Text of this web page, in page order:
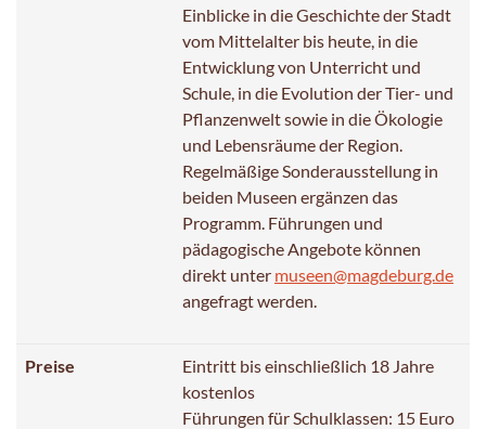
Einblicke in die Geschichte der Stadt
vom Mittelalter bis heute, in die
Entwicklung von Unterricht und
Schule, in die Evolution der Tier- und
Pflanzenwelt sowie in die Ökologie
und Lebensräume der Region.
Regelmäßige Sonderausstellung in
beiden Museen ergänzen das
Programm. Führungen und
pädagogische Angebote können
direkt unter museen@magdeburg.de
angefragt werden.
Preise
Eintritt bis einschließlich 18 Jahre
kostenlos
Führungen für Schulklassen: 15 Euro